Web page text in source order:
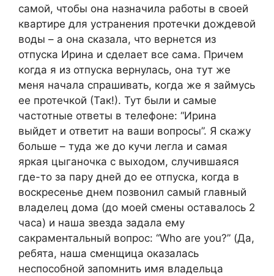
самой, чтобы она назначила работы в своей
квартире для устранения протечки дождевой
воды – а она сказала, что вернется из
отпуска Ирина и сделает все сама. Причем
когда я из отпуска вернулась, она тут же
меня начала спрашивать, когда же я займусь
ее протечкой (Так!). Тут были и самые
частотные ответы в телефоне: “Ирина
выйдет и ответит на ваши вопросы”. Я скажу
больше – туда же до кучи легла и самая
яркая цыганочка с выходом, случившаяся
где-то за пару дней до ее отпуска, когда в
воскресенье днем позвонил самый главный
владелец дома (до моей смены оставалось 2
часа) и наша звезда задала ему
сакраментальный вопрос: “Who are you?” (Да,
ребята, наша сменщица оказалась
неспособной запомнить имя владельца